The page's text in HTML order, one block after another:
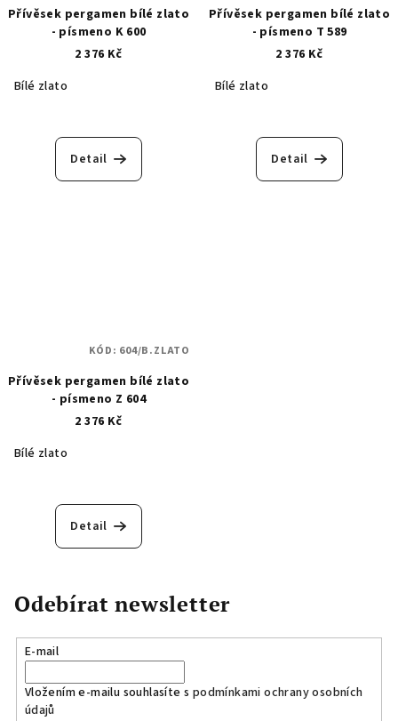
Přívěsek pergamen bílé zlato
- písmeno K 600
2 376 Kč
Bílé zlato
Detail
Přívěsek pergamen bílé zlato
- písmeno T 589
2 376 Kč
Bílé zlato
Detail
Přívěsek pergamen bílé zlato
- písmeno Z 604
2 376 Kč
Bílé zlato
Detail
KÓD: 604/B.ZLATO
Odebírat newsletter
E-mail
Vložením e-mailu souhlasíte s podmínkami ochrany osobních
údajů